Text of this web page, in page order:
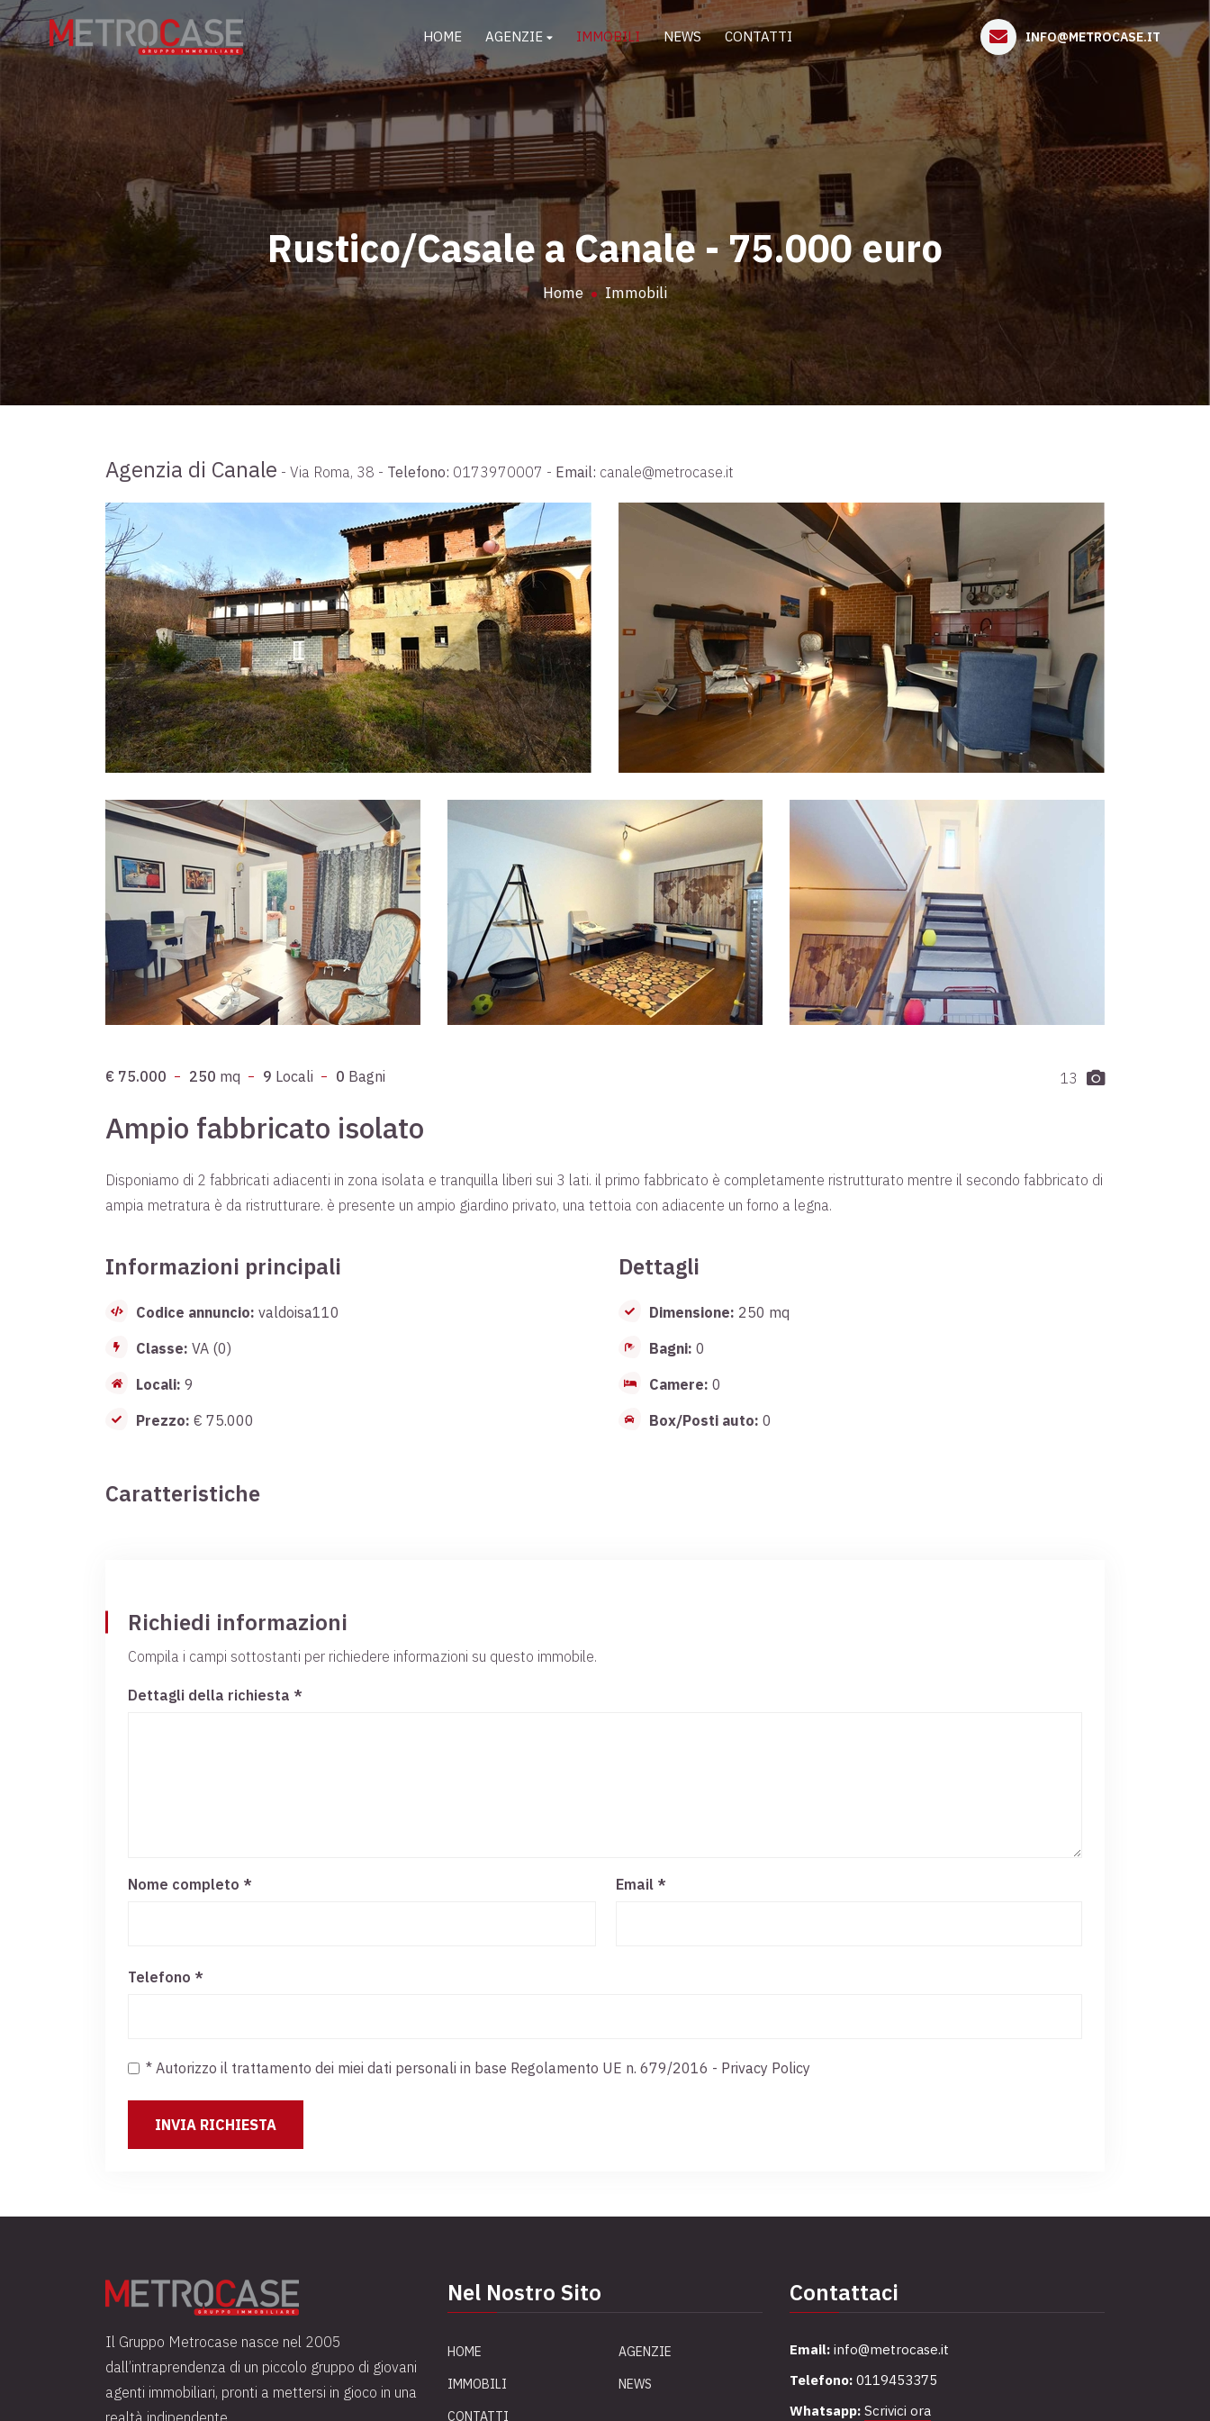
HOME AGENZIE IMMOBILI NEWS CONTATTI INFO@METROCASE.IT
Rustico/Casale a Canale - 75.000 euro
Home Immobili
Agenzia di Canale - Via Roma, 38 - Telefono: 0173970007 - Email: canale@metrocase.it
€ 75.000 250 mq 9 Locali 0 Bagni 13
Ampio fabbricato isolato
Disponiamo di 2 fabbricati adiacenti in zona isolata e tranquilla liberi sui 3 lati. il primo fabbricato è completamente ristrutturato mentre il secondo fabbricato di
ampia metratura è da ristrutturare. è presente un ampio giardino privato, una tettoia con adiacente un forno a legna.
Informazioni principali
Codice annuncio: valdoisa110
Classe: VA (0)
Locali: 9
Prezzo: € 75.000
Dettagli
Dimensione: 250 mq
Bagni: 0
Camere: 0
Box/Posti auto: 0
Caratteristiche
Richiedi informazioni
Compila i campi sottostanti per richiedere informazioni su questo immobile.
Dettagli della richiesta *
Nome completo * Email *
Telefono *
* Autorizzo il trattamento dei miei dati personali in base Regolamento UE n. 679/2016 - Privacy Policy
Il Gruppo Metrocase nasce nel 2005
dall’intraprendenza di un piccolo gruppo di giovani
agenti immobiliari, pronti a mettersi in gioco in una
realtà indipendente.
Nel Nostro Sito
HOME
AGENZIE
IMMOBILI
NEWS
CONTATTI
Contattaci
Email: info@metrocase.it
Telefono: 0119453375
Whatsapp: Scrivici ora